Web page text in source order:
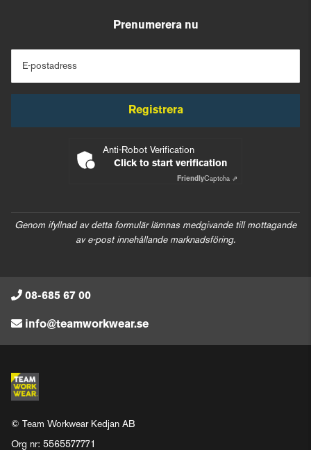
Prenumerera nu
E-postadress
Registrera
Anti-Robot Verification
Click to start verification
FriendlyCaptcha ⇗
Genom ifyllnad av detta formulär lämnas medgivande till mottagande
av e-post innehållande marknadsföring.
08-685 67 00
info@teamworkwear.se
© Team Workwear Kedjan AB
Org nr: 5565577771